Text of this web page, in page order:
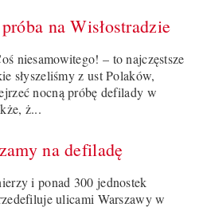
na Wisłostradzie
niesamowitego! – to najczęstsze
słyszeliśmy z ust Polaków,
nocną próbę defilady w
ż...
na defiladę
i ponad 300 jednostek
ulicami Warszawy w